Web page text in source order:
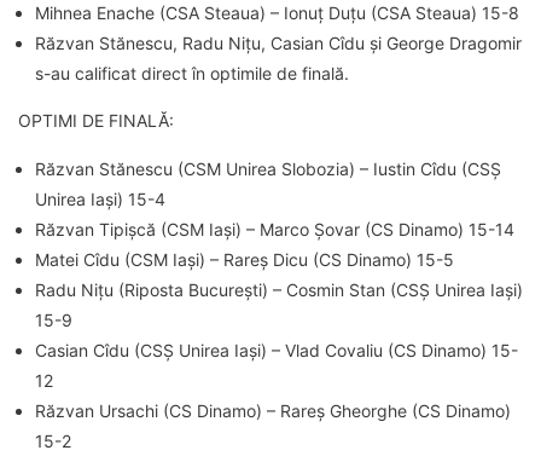
Mihnea Enache (CSA Steaua) – Ionuț Duțu (CSA Steaua) 15-8
Răzvan Stănescu, Radu Nițu, Casian Cîdu și George Dragomir
s-au calificat direct în optimile de finală.
OPTIMI DE FINALĂ:
Răzvan Stănescu (CSM Unirea Slobozia) – Iustin Cîdu (CSȘ
Unirea Iași) 15-4
Răzvan Tipișcă (CSM Iași) – Marco Șovar (CS Dinamo) 15-14
Matei Cîdu (CSM Iași) – Rareș Dicu (CS Dinamo) 15-5
Radu Nițu (Riposta București) – Cosmin Stan (CSȘ Unirea Iași)
15-9
Casian Cîdu (CSȘ Unirea Iași) – Vlad Covaliu (CS Dinamo) 15-
12
Răzvan Ursachi (CS Dinamo) – Rareș Gheorghe (CS Dinamo)
15-2